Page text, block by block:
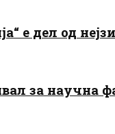
е дел од
за научна